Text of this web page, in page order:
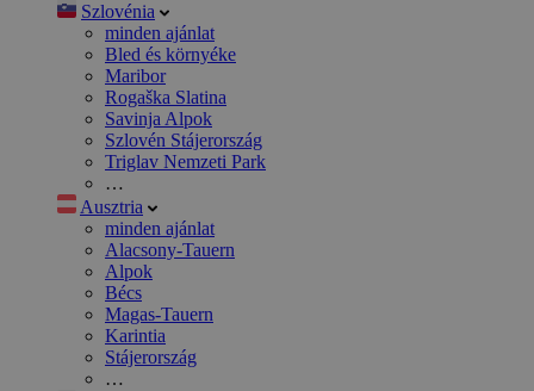
Szlovénia
minden ajánlat
Bled és környéke
Maribor
Rogaška Slatina
Savinja Alpok
Szlovén Stájerország
Triglav Nemzeti Park
…
Ausztria
minden ajánlat
Alacsony-Tauern
Alpok
Bécs
Magas-Tauern
Karintia
Stájerország
…